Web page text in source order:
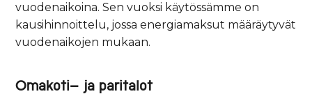
vuodenaikoina. Sen vuoksi käytössämme on
kausihinnoittelu, jossa energiamaksut määräytyvät
vuodenaikojen mukaan.
Omakoti- ja paritalot